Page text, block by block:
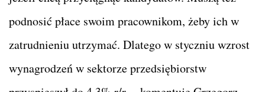
podnosić płace swoim pracownikom, żeby ich w
zatrudnieniu utrzymać. Dlatego w styczniu wzrost
wynagrodzeń w sektorze przedsiębiorstw